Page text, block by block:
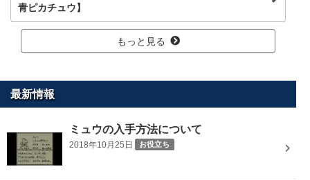
青ピカチュウ】
もっと見る
最新情報
ミュウの入手方法について
2018年10月25日 お役立ち